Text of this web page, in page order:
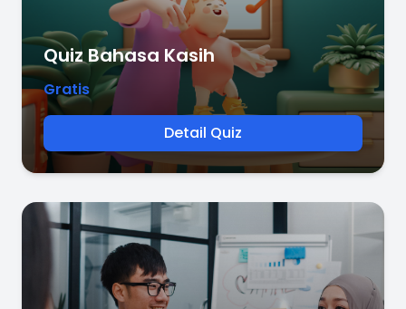
Quiz Bahasa Kasih
Gratis
Detail Quiz